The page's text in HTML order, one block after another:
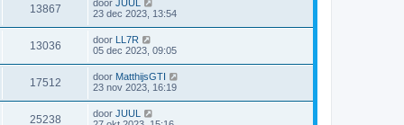
13867 door JUUL
23 dec 2023, 13:54
13036 door LL7R
05 dec 2023, 09:05
17512 door MatthijsGTI
23 nov 2023, 16:19
25238 door JUUL